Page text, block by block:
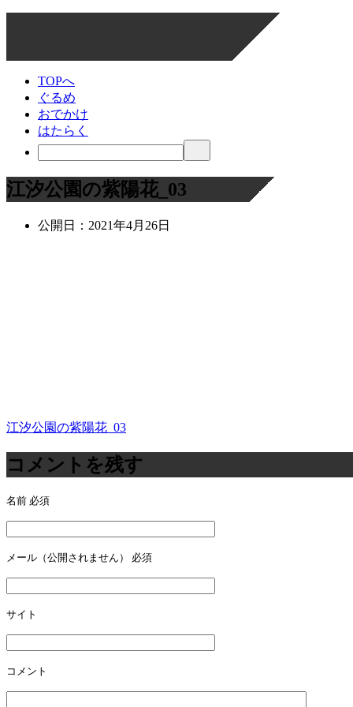
TOPへ
ぐるめ
おでかけ
はたらく
江汐公園の紫陽花_03
公開日： 2021年4月26日
投
稿
ナ
ビ
ゲ
ー
シ
ョ
ン
江汐公園の紫陽花_03
コメントを残す
名前 必須
メール（公開されません） 必須
サイト
コメント